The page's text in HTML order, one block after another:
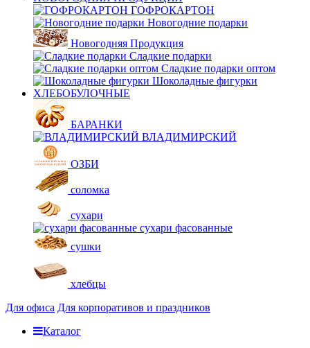
ГОФРОКАРТОН
Новогодние подарки
Новогодняя Продукция
Сладкие подарки
Сладкие подарки оптом
Шоколадные фигурки
ХЛЕБОБУЛОЧНЫЕ
БАРАНКИ
ВЛАДИМИРСКИЙ
ОЗБИ
соломка
сухари
сухари фасованные
сушки
хлебцы
Для офиса Для корпоративов и праздников
Каталог